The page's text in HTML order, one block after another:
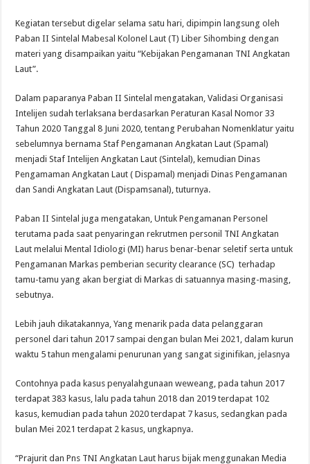
Kegiatan tersebut digelar selama satu hari, dipimpin langsung oleh
Paban II Sintelal Mabesal Kolonel Laut (T) Liber Sihombing dengan
materi yang disampaikan yaitu “Kebijakan Pengamanan TNI Angkatan
Laut”.
Dalam paparanya Paban II Sintelal mengatakan, Validasi Organisasi
Intelijen sudah terlaksana berdasarkan Peraturan Kasal Nomor 33
Tahun 2020 Tanggal 8 Juni 2020, tentang Perubahan Nomenklatur yaitu
sebelumnya bernama Staf Pengamanan Angkatan Laut (Spamal)
menjadi Staf Intelijen Angkatan Laut (Sintelal), kemudian Dinas
Pengamaman Angkatan Laut ( Dispamal) menjadi Dinas Pengamanan
dan Sandi Angkatan Laut (Dispamsanal), tuturnya.
Paban II Sintelal juga mengatakan, Untuk Pengamanan Personel
terutama pada saat penyaringan rekrutmen personil TNI Angkatan
Laut melalui Mental Idiologi (MI) harus benar-benar seletif serta untuk
Pengamanan Markas pemberian security clearance (SC) terhadap
tamu-tamu yang akan bergiat di Markas di satuannya masing-masing,
sebutnya.
Lebih jauh dikatakannya, Yang menarik pada data pelanggaran
personel dari tahun 2017 sampai dengan bulan Mei 2021, dalam kurun
waktu 5 tahun mengalami penurunan yang sangat siginifikan, jelasnya
Contohnya pada kasus penyalahgunaan weweang, pada tahun 2017
terdapat 383 kasus, lalu pada tahun 2018 dan 2019 terdapat 102
kasus, kemudian pada tahun 2020 terdapat 7 kasus, sedangkan pada
bulan Mei 2021 terdapat 2 kasus, ungkapnya.
“Prajurit dan Pns TNI Angkatan Laut harus bijak menggunakan Media